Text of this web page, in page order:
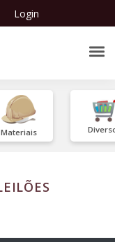
Login
Materiais